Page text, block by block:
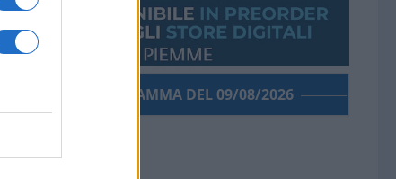
PORROGRAMMA DEL 09/08/2026